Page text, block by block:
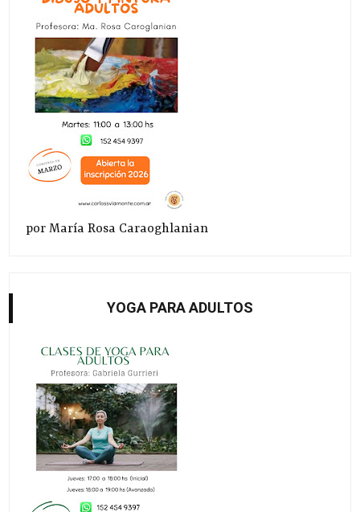
por María Rosa Caraoghlanian
YOGA PARA ADULTOS